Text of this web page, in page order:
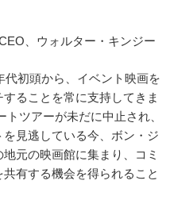
、ウォルター・キンジー
代初頭から、イベント映画を
ることを常に支持してきま
ツアーが未だに中止され、
見逃している今、ボン・ジ
元の映画館に集まり、コミ
有する機会を得られること